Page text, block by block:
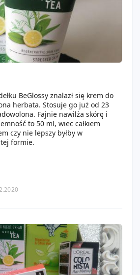
BeGlossy znalazł się krem do
herbata. Stosuje go już od 23
Fajnie nawilża skórę i
to 50 ml, wiec całkiem
czy nie lepszy byłby w
formie.